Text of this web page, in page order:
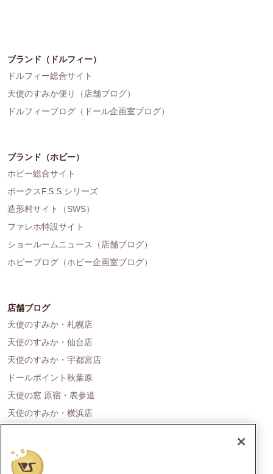
ブランド（ドルフィー）
ドルフィー総合サイト
天使のすみか便り（店舗ブログ）
ドルフィーブログ（ドール企画室ブログ）
ブランド（ホビー）
ホビー総合サイト
ボークスF.S.S.シリーズ
造形村サイト（SWS）
ファレホ特設サイト
ショールームニュース（店舗ブログ）
ホビーブログ（ホビー企画室ブログ）
店舗ブログ
天使のすみか・札幌店
天使のすみか・仙台店
天使のすみか・宇都宮店
ドールポイント秋葉原
天使の窓 原宿・表参道
天使のすみか・横浜店
天使の里 霞中庵
ドールポイント大阪